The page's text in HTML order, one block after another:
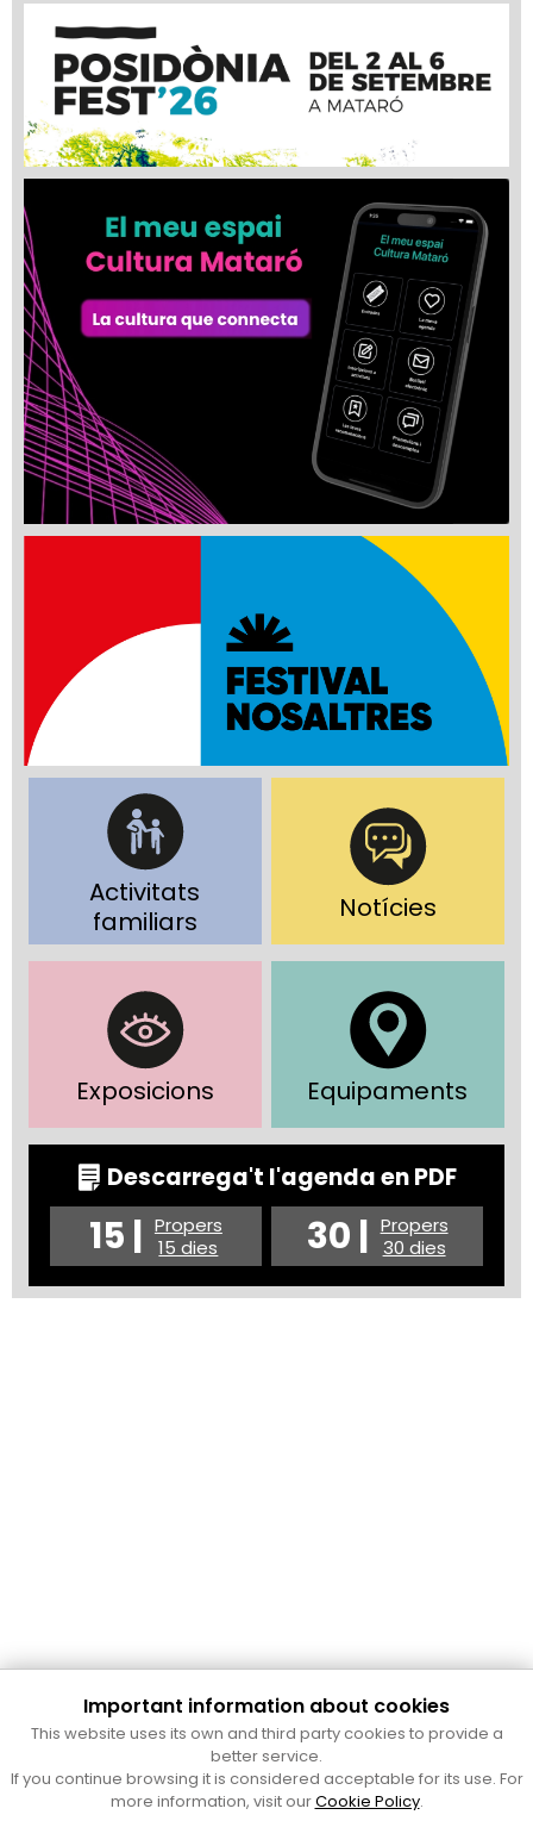
Activitats
familiars
Notícies
Exposicions Equipaments
Descarrega't l'agenda en PDF
15 | Propers
15 dies
30 | Propers
30 dies
Cultura Mataró
Ajuntament de Mataró
C. de Sant Josep, 9 (Mataró, 08302)
Horari d'obertura: dilluns, dimecres i divendres de 10 a 13 h.
Important information about cookies
This website uses its own and third party cookies to provide a
better service.
If you continue browsing it is considered acceptable for its use. For
more information, visit ourCookie Policy.